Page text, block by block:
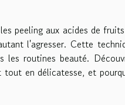
peeling aux acides de
l'agresser. Cette
les routines beauté.
en délicatesse, et